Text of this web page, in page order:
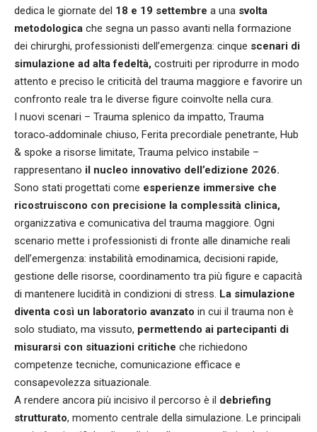
dedica le giornate del 18 e 19 settembre a una svolta
metodologica che segna un passo avanti nella formazione
dei chirurghi, professionisti dell’emergenza: cinque scenari di
simulazione ad alta fedeltà, costruiti per riprodurre in modo
attento e preciso le criticità del trauma maggiore e favorire un
confronto reale tra le diverse figure coinvolte nella cura.
I nuovi scenari – Trauma splenico da impatto, Trauma
toraco‑addominale chiuso, Ferita precordiale penetrante, Hub
& spoke a risorse limitate, Trauma pelvico instabile –
rappresentano il nucleo innovativo dell’edizione 2026.
Sono stati progettati come esperienze immersive che
ricostruiscono con precisione la complessità clinica,
organizzativa e comunicativa del trauma maggiore. Ogni
scenario mette i professionisti di fronte alle dinamiche reali
dell’emergenza: instabilità emodinamica, decisioni rapide,
gestione delle risorse, coordinamento tra più figure e capacità
di mantenere lucidità in condizioni di stress. La simulazione
diventa così un laboratorio avanzato in cui il trauma non è
solo studiato, ma vissuto, permettendo ai partecipanti di
misurarsi con situazioni critiche che richiedono
competenze tecniche, comunicazione efficace e
consapevolezza situazionale.
A rendere ancora più incisivo il percorso è il debriefing
strutturato, momento centrale della simulazione. Le principali